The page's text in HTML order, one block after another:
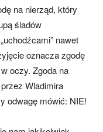
na nierząd, który
śladów
nawet
oznacza zgodę
oczy. Zgoda na
Wladimira
odwagę mówić: NIE!